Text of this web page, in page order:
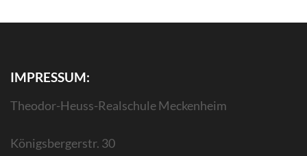
IMPRESSUM:
Theodor-Heuss-Realschule Meckenheim
Königsbergerstr. 30